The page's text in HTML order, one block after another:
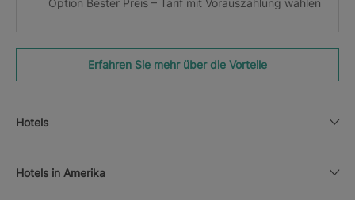
Erfahren Sie mehr über die Vorteile
Hotels
Hotels in Amerika